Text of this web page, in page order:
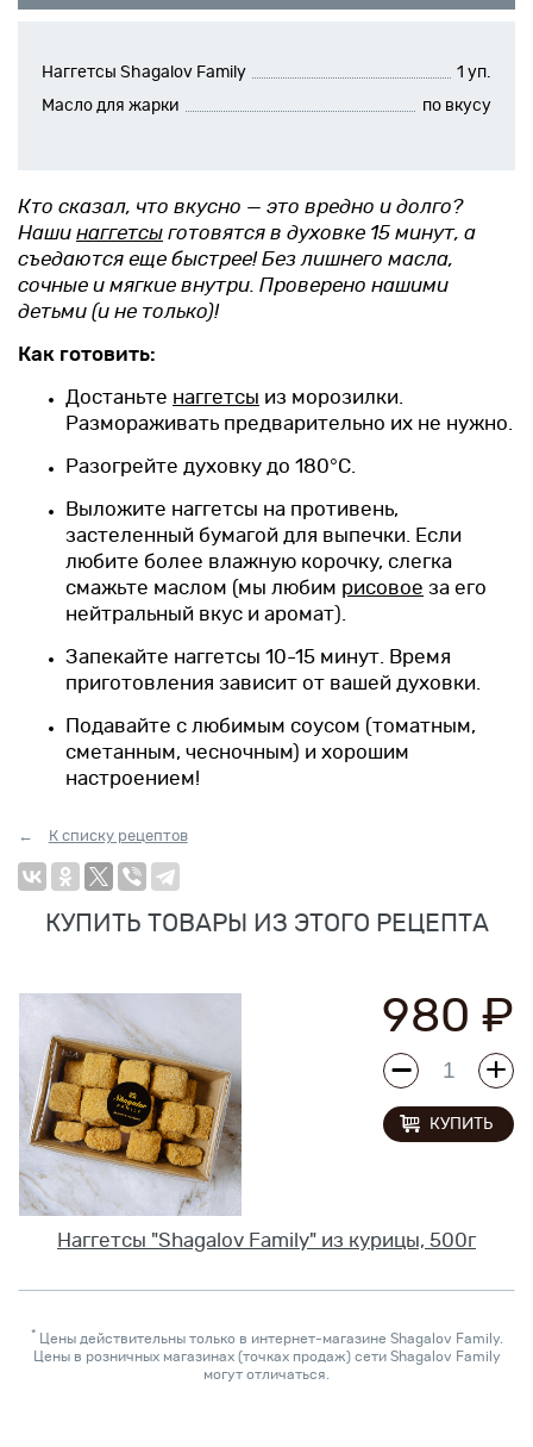
Рецепты
Оплата/доставка
Контакты
О нас
Наггетсы Shagalov Family
1 уп.
Масло для жарки
по вкусу
Кто сказал, что вкусно — это вредно и долго?
Наши наггетсы готовятся в духовке 15 минут, а
съедаются еще быстрее! Без лишнего масла,
сочные и мягкие внутри. Проверено нашими
детьми (и не только)!
Как готовить:
Достаньте наггетсы из морозилки.
Размораживать предварительно их не нужно.
Разогрейте духовку до 180°C.
Выложите наггетсы на противень,
застеленный бумагой для выпечки. Если
любите более влажную корочку, слегка
смажьте маслом (мы любим рисовое за его
нейтральный вкус и аромат).
Запекайте наггетсы 10-15 минут. Время
приготовления зависит от вашей духовки.
Подавайте с любимым соусом (томатным,
сметанным, чесночным) и хорошим
настроением!
К списку рецептов
КУПИТЬ ТОВАРЫ ИЗ ЭТОГО РЕЦЕПТА
Наггетсы "Shagalov Family" из курицы, 500г
980 ₽
КУПИТЬ
* Цены действительны только в интернет-магазине Shagalov Family.
Цены в розничных магазинах (точках продаж) сети Shagalov Family
могут отличаться.